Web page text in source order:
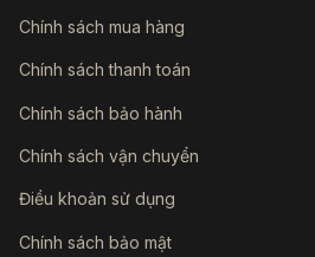
Chính sách mua hàng
Chính sách thanh toán
Chính sách bảo hành
Chính sách vận chuyển
Điều khoản sử dụng
Chính sách bảo mật